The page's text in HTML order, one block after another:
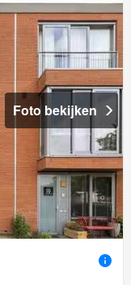
Foto bekijken